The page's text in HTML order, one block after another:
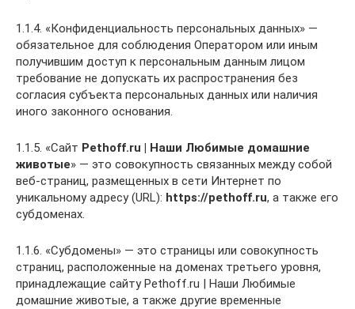
1.1.4. «Конфиденциальность персональных данных» —
обязательное для соблюдения Оператором или иным
получившим доступ к персональным данным лицом
требование не допускать их распространения без
согласия субъекта персональных данных или наличия
иного законного основания.
1.1.5. «Сайт Pethoff.ru | Наши Любимые домашние
животые» — это совокупность связанных между собой
веб-страниц, размещенных в сети Интернет по
уникальному адресу (URL): https://pethoff.ru, а также его
субдоменах.
1.1.6. «Субдомены» — это страницы или совокупность
страниц, расположенные на доменах третьего уровня,
принадлежащие сайту Pethoff.ru | Наши Любимые
домашние животые, а также другие временные